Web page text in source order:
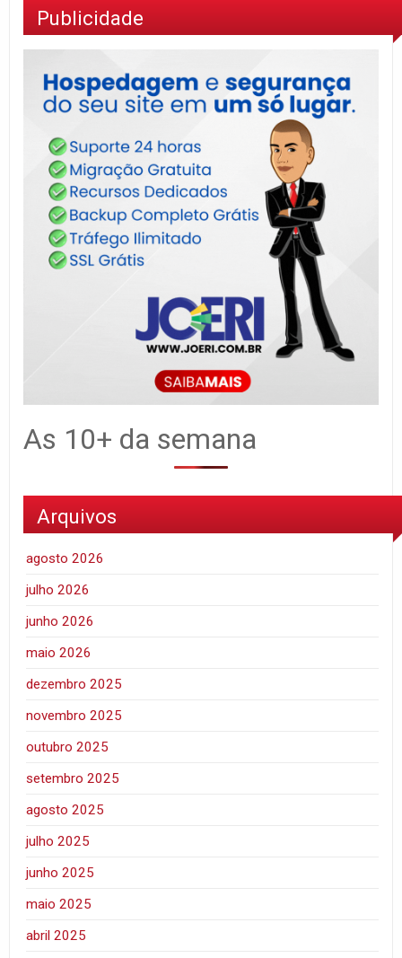
Publicidade
As 10+ da semana
Arquivos
agosto 2026
julho 2026
junho 2026
maio 2026
dezembro 2025
novembro 2025
outubro 2025
setembro 2025
agosto 2025
julho 2025
junho 2025
maio 2025
abril 2025